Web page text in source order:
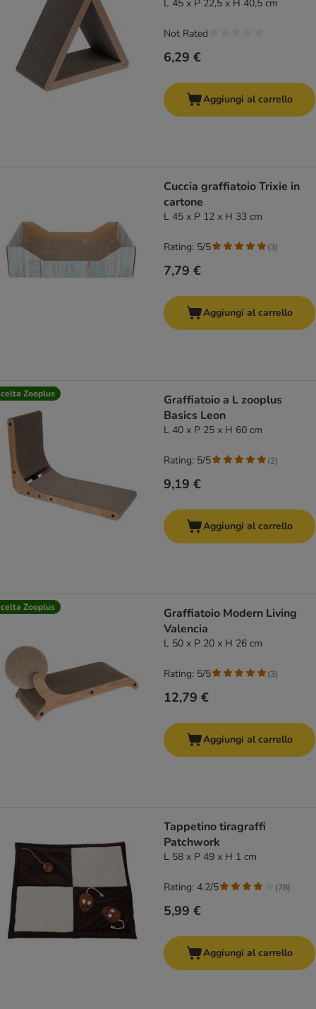
L 45 x P 22,5 x H 40,5 cm
6,29 €
Not Rated
Aggiungi al carrello
Cuccia graffiatoio Trixie in
cartone
L 45 x P 12 x H 33 cm
7,79 €
Rating: 5/5 (3)
Aggiungi al carrello
Zooplus
Graffiatoio a L zooplus
Basics Leon
L 40 x P 25 x H 60 cm
9,19 €
Rating: 5/5 (2)
Aggiungi al carrello
Zooplus
Graffiatoio Modern Living
Valencia
L 50 x P 20 x H 26 cm
12,79 €
Rating: 5/5 (3)
Aggiungi al carrello
Tappetino tiragraffi
Patchwork
L 58 x P 49 x H 1 cm
5,99 €
Rating: 4.2/5 (78)
Aggiungi al carrello